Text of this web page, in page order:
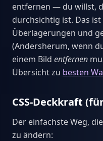
entfernen — du willst,
durchsichtig ist. Das
Überlagerungen und
(Andersherum, wenn
einem Bild entfernen
Übersicht zu besten
CSS-Deckkraft
Der einfachste Weg,
zu ändern: